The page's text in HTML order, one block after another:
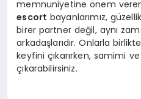
memnuniyetine önem
escort bayanlarımız,
birer partner değil, aynı
arkadaşlarıdır. Onlarla
keyfini çıkarırken, samimi
çıkarabilirsiniz.